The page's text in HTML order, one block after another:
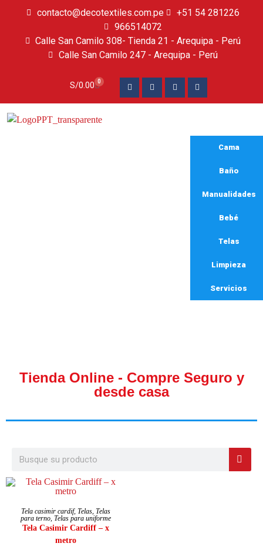
contacto@decotextiles.com.pe
+51 54 281226
966514072
Calle San Camilo 308- Tienda 21 - Arequipa - Perú
Calle San Camilo 247 - Arequipa - Perú​
S/0.00 0
Cama
Baño
Manualidades
Bebé
Telas
Limpieza
Servicios
Tienda Online - Compre Seguro y
desde casa
AÑADIR AL CARRITO
Tela casimir cardif, Telas, Telas
para terno, Telas para uniforme
Tela Casimir Cardiff – x
metro